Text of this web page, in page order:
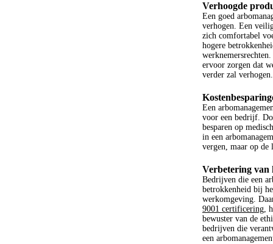
Verhoogde
Een goed
verhogen. Een
zich comfortabel
hogere
ervoor zorgen dat
verder zal verhogen.
Een
voor een bedrijf.
besparen op
in een
vergen, maar op de
Verbetering van
Bedrijven die een
betrokkenheid bij
werkomgeving.
9001 certificering,
bewuster van de
bedrijven die
een